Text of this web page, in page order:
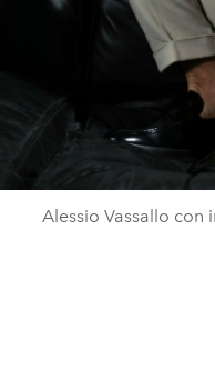
Alessio Vassallo con